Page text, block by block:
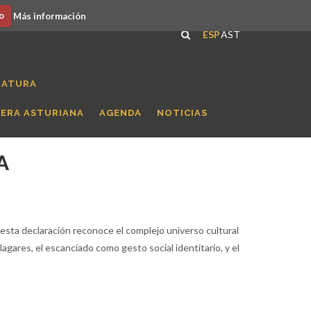
Más información
ESPAST
ASTURIANA AGENDA NOTICIAS
declaración reconoce el complejo universo cultural
el escanciado como gesto social identitario, y el